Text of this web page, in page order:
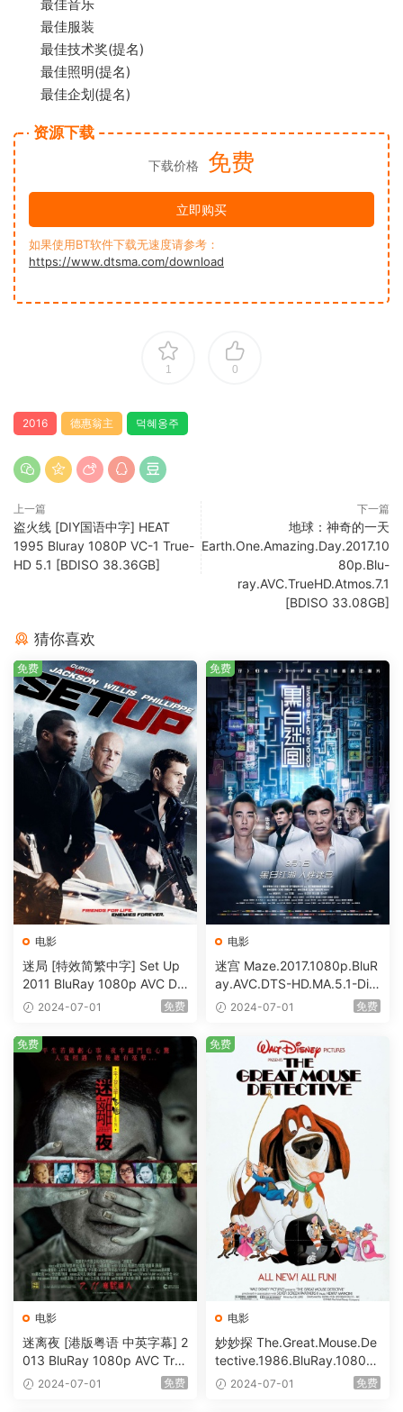
最佳音乐
最佳服装
最佳技术奖(提名)
最佳照明(提名)
最佳企划(提名)
资源下载
下载价格 免费
立即购买
如果使用BT软件下载无速度请参考：
https://www.dtsma.com/download
1 0
2016 德惠翁主 덕혜옹주
上一篇
盗火线 [DIY国语中字] HEAT
1995 Bluray 1080P VC-1 True-
HD 5.1 [BDISO 38.36GB]
下一篇
地球：神奇的一天
Earth.One.Amazing.Day.2017.10
80p.Blu-
ray.AVC.TrueHD.Atmos.7.1
[BDISO 33.08GB]
猜你喜欢
电影
迷局 [特效简繁中字] Set Up
2011 BluRay 1080p AVC DT
S-HD MA5.1-shhaclm@CHD
2024-07-01 免费
免费
电影
迷宫 Maze.2017.1080p.BluR
ay.AVC.DTS-HD.MA.5.1-DiY
@HDHome [BDISO 19.7GB]
2024-07-01 免费
免费
电影
迷离夜 [港版粤语 中英字幕] 2
013 BluRay 1080p AVC Tru
eHD5.1 [BDISO 22.64GB]
2024-07-01 免费
免费
电影
妙妙探 The.Great.Mouse.De
tective.1986.BluRay.1080p.
AVC.DTS-HD.MA.5.1-HDHo
2024-07-01 免费
免费